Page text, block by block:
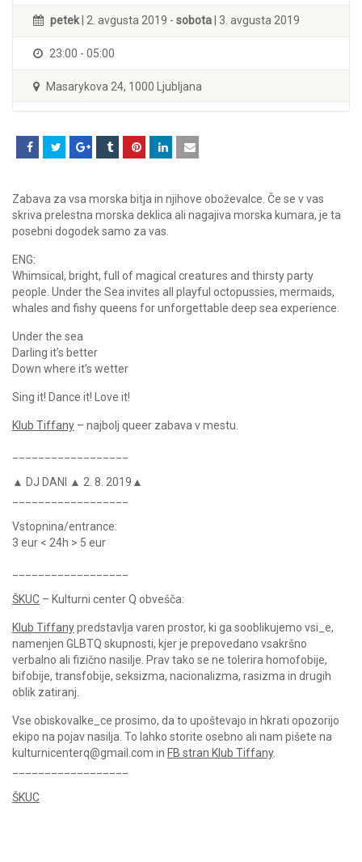
petek | 2. avgusta 2019 - sobota | 3. avgusta 2019
23:00 - 05:00
Masarykova 24, 1000 Ljubljana
Zabava za vsa morska bitja in njihove oboževalce. Če se v vas
skriva prelestna morska deklica ali nagajiva morska kumara, je ta
posebni dogodek samo za vas.
ENG:
Whimsical, bright, full of magical creatures and thirsty party
people. Under the Sea invites all playful octopussies, mermaids,
whales and fishy queens for unforgettable deep sea experience.
Under the sea
Darling it’s better
Down where it’s wetter
Sing it! Dance it! Love it!
Klub Tiffany – najbolj queer zabava v mestu.
▲ DJ DANI ▲ 2. 8. 2019▲
Vstopnina/entrance:
3 eur < 24h > 5 eur
ŠKUC – Kulturni center Q obvešča:
Klub Tiffanypredstavlja varen prostor, ki ga sooblikujemo vsi_e,
namenjen GLBTQ skupnosti, kjer je prepovedano vsakršno
verbalno ali fizično nasilje. Prav tako se ne tolerira homofobije,
bifobije, transfobije, seksizma, nacionalizma, rasizma in drugih
oblik zatiranj.
Vse obiskovalke_ce prosimo, da to upoštevajo in hkrati opozorijo
ekipo na pojav nasilja. To lahko storite osebno ali nam pišete na
kulturnicenterq@gmail.com in FB stran Klub Tiffany.
ŠKUC